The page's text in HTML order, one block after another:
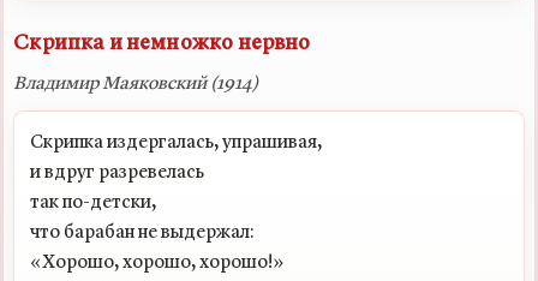
Скрипка и немножко нервно
Владимир Маяковский (1914)
Скрипка издергалась, упрашивая,
и вдруг разревелась
так по-детски,
что барабан не выдержал:
«Хорошо, хорошо, хорошо!»